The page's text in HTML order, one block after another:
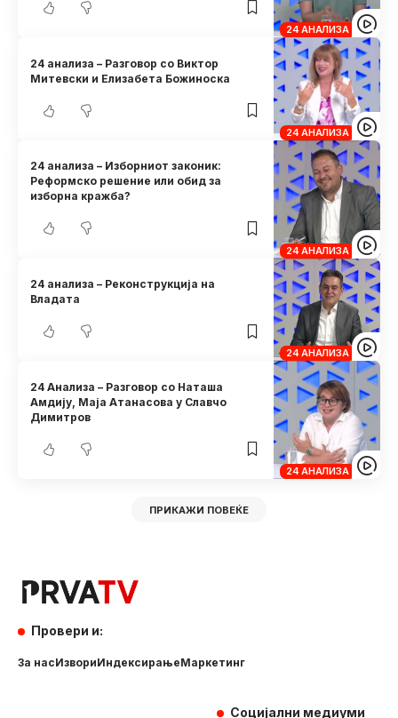
24 АНАЛИЗА
24 АНАЛИЗА
24 анализа – Разговор со Виктор
Митевски и Елизабета Божиноска
24 АНАЛИЗА
24 анализа – Изборниот законик:
Реформско решение или обид за
изборна кражба?
24 АНАЛИЗА
24 анализа – Реконструкција на
Владата
24 АНАЛИЗА
24 Анализа – Разговор со Наташа
Амдију, Маја Атанасова у Славчо
Димитров
ПРИКАЖИ ПОВЕЌЕ
Провери и:
За насИзвориИндексирањеМаркетинг
Социјални медиуми